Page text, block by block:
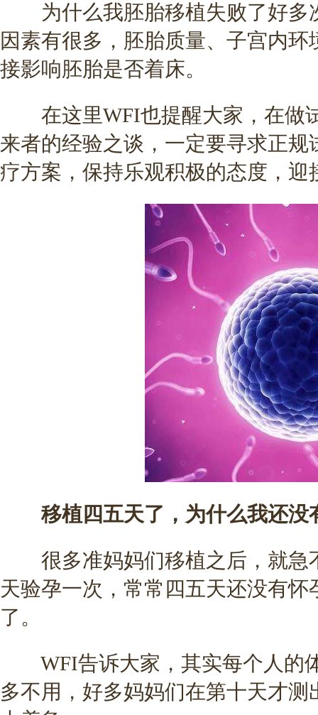
为什么我胚胎移植失败了好多
因素有很多，胚胎质量、子宫内
接影响胚胎是否着床。
在这里WFI也提醒大家，在做
来者的经验之谈，一定要寻求正
疗方案，保持乐观积极的态度，迎
移植四五天了，为什么我还没
很多准妈妈们移植之后，就急
天验孕一次，常常四五天还没有
了。
WFI告诉大家，其实每个人的
多不用，好多妈妈们在第十天才